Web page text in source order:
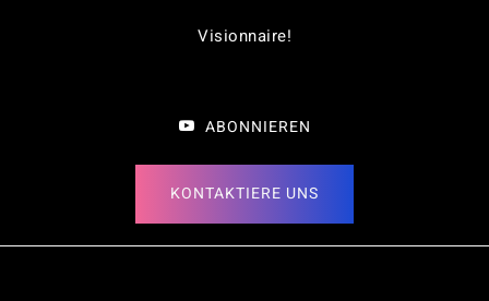
Visionnaire!
ABONNIEREN
KONTAKTIERE UNS